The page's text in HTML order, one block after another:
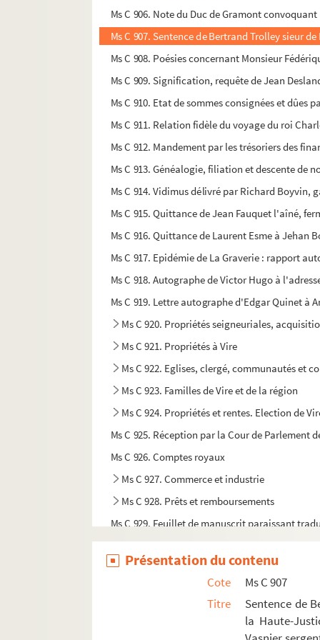
Ms C 906. Note du Duc de Gramont
Ms C 907. Sentence de Bertrand Trolley sieur
Ms C 908. Poésies concernant Monsieur
Ms C 909. Signification, requête de Jean
Ms C 910. Etat de sommes consignées et dûes
Ms C 911. Relation fidèle du voyage du roi
Ms C 912. Mandement par les trésoriers des
Ms C 913. Généalogie, filiation et descente de
Ms C 914. Vidimus délivré par Richard Boyvin,
Ms C 915. Quittance de Jean Fauquet l'aîné,
Ms C 916. Quittance de Laurent Esme à
Ms C 917. Epidémie de La Graverie : rapport
Ms C 918. Autographe de Victor Hugo à
Ms C 919. Lettre autographe d'Edgar Quinet à
Ms C 920. Propriétés seigneuriales,
Ms C 921. Propriétés à Vire
Ms C 922. Eglises, clergé, communautés et
Ms C 923. Familles de Vire et de la région
Ms C 924. Propriétés et rentes. Election de
Ms C 925. Réception par la Cour de Parlement
Ms C 926. Comptes royaux
Ms C 927. Commerce et industrie
Ms C 928. Prêts et remboursements
Ms C 929. Feuillet de manuscrit paraissant
Ms C 930. Autorisation par Louis de Vassy [de
Ms C 931. Maintien par Bertrand du Guesclin
Ms C 932. Notes concernant Saint-Martin-
Ms C 933. Titres, comptes, contrat de
Ms C 934. Aveu à Charles de Longaunay
Présentation du contenu
Cote
Ms C 907
Titre
Sentence de
la Haute-